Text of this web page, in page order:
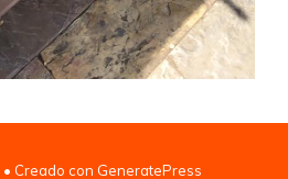
• Creado con GeneratePress